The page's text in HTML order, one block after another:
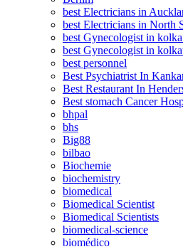
best Electricians in
best Electricians in North
best Gynecologist in
best Gynecologist in
best personnel
Best Psychiatrist In
Best Restaurant In
Best stomach Cancer
bhpal
bhs
Big88
bilbao
Biochemie
biochemistry
biomedical
Biomedical Scientist
Biomedical Scientists
biomedical-science
biomédico